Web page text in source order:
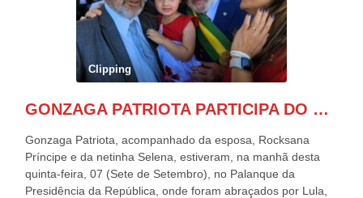
Clipping
GONZAGA PATRIOTA PARTICIPA DO DESFILE DA INDEPENDÊNCIA NO PALANQUE DA PRESIDÊNCIA DA REPÚBLICA E É ABRAÇADO POR LULA E POR GERALDO ALCKMIN.
Gonzaga Patriota, acompanhado da esposa, Rocksana
Príncipe e da netinha Selena, estiveram, na manhã desta
quinta-feira, 07 (Sete de Setembro), no Palanque da
Presidência da República, onde foram abraçados por Lula,